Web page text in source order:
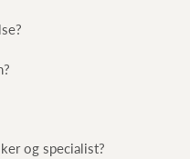
og specialist?